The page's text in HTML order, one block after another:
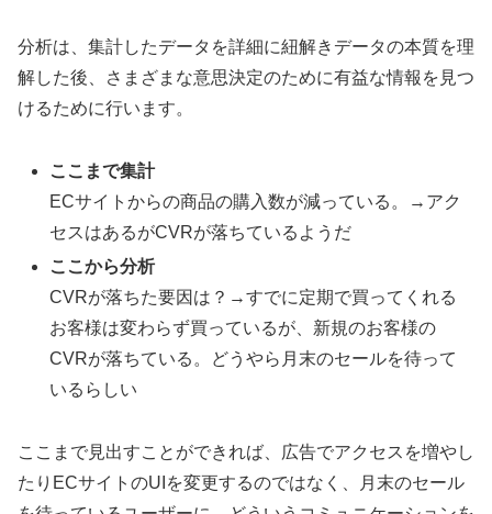
分析は、集計したデータを詳細に紐解きデータの本質を理
解した後、さまざまな意思決定のために有益な情報を見つ
けるために行います。
ここまで集計
ECサイトからの商品の購入数が減っている。→アク
セスはあるがCVRが落ちているようだ
ここから分析
CVRが落ちた要因は？→すでに定期で買ってくれる
お客様は変わらず買っているが、新規のお客様の
CVRが落ちている。どうやら月末のセールを待って
いるらしい
ここまで見出すことができれば、広告でアクセスを増やし
たりECサイトのUIを変更するのではなく、月末のセール